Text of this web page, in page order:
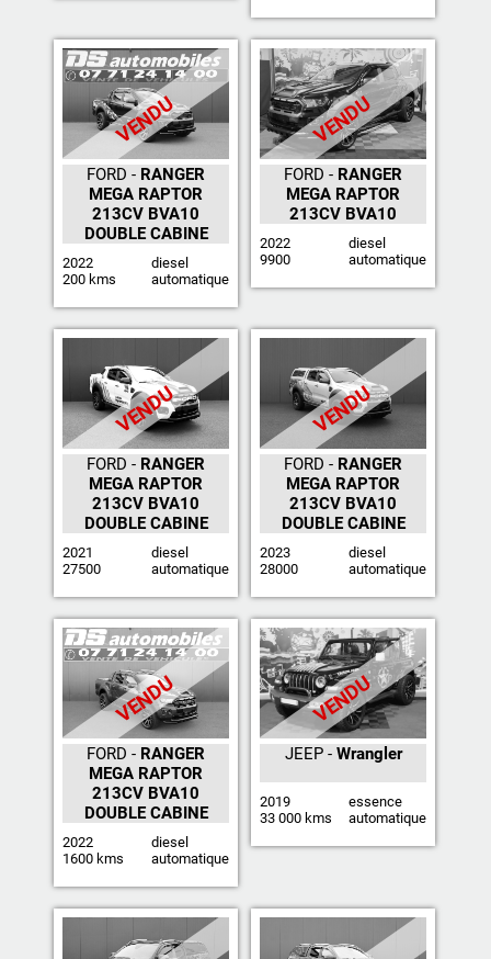
VENDU
FORD - RANGER
MEGA RAPTOR
213CV BVA10
DOUBLE CABINE
2022
200 kms
diesel
automatique
VENDU
FORD - RANGER
MEGA RAPTOR
213CV BVA10
2022
9900
diesel
automatique
VENDU
FORD - RANGER
MEGA RAPTOR
213CV BVA10
DOUBLE CABINE
2021
27500
diesel
automatique
VENDU
FORD - RANGER
MEGA RAPTOR
213CV BVA10
DOUBLE CABINE
2023
28000
diesel
automatique
VENDU
FORD - RANGER
MEGA RAPTOR
213CV BVA10
DOUBLE CABINE
2022
1600 kms
diesel
automatique
VENDU
JEEP - Wrangler
2019
33 000 kms
essence
automatique